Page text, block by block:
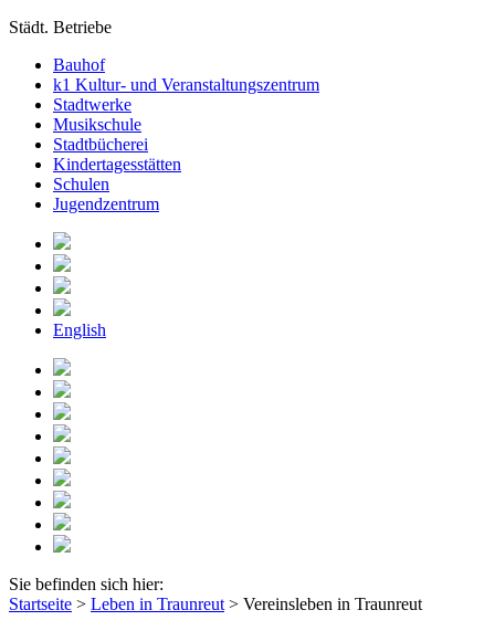
Städt. Betriebe
Bauhof
k1 Kultur- und Veranstaltungszentrum
Stadtwerke
Musikschule
Stadtbücherei
Kindertagesstätten
Schulen
Jugendzentrum
English
Sie befinden sich hier:
Startseite > Leben in Traunreut > Vereinsleben in Traunreut